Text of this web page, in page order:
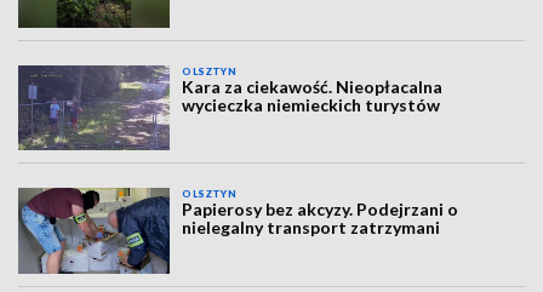
OLSZTYN
Kara za ciekawość. Nieopłacalna
wycieczka niemieckich turystów
OLSZTYN
Papierosy bez akcyzy. Podejrzani o
nielegalny transport zatrzymani